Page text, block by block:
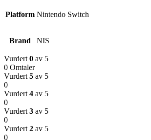
Platform Nintendo Switch
Brand NIS
Vurdert 0 av 5
0 Omtaler
Vurdert 5 av 5
0
Vurdert 4 av 5
0
Vurdert 3 av 5
0
Vurdert 2 av 5
0